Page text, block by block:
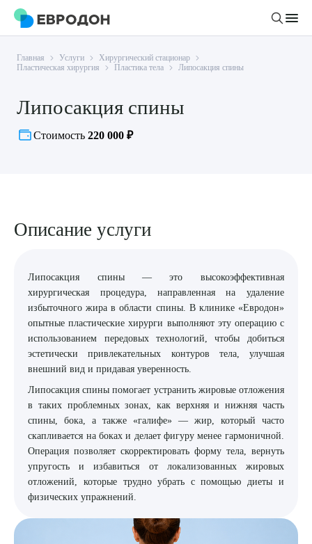
Личный кабинет
О компании
Новости
Врачам
Пользовательское соглашение
Врачи
Лабораторная диагностика
Подготовка к анализам
ДМС
8 (863) 309-05-06
ЗАКАЗАТЬ ЗВОНОК
ЗАПИСЬ ОНЛАЙН
Главная Услуги
Хирургический стационар
Пластическая хирургия
Пластика тела Липосакция спины
Липосакция спины
Стоимость 220 000 ₽
Описание услуги
Липосакция спины — это высокоэффективная
хирургическая процедура, направленная на удаление
избыточного жира в области спины. В клинике «Евродон»
опытные пластические хирурги выполняют эту операцию с
использованием передовых технологий, чтобы добиться
эстетически привлекательных контуров тела, улучшая
внешний вид и придавая уверенность.
Липосакция спины помогает устранить жировые отложения
в таких проблемных зонах, как верхняя и нижняя часть
спины, бока, а также «галифе» — жир, который часто
скапливается на боках и делает фигуру менее гармоничной.
Операция позволяет скорректировать форму тела, вернуть
упругость и избавиться от локализованных жировых
отложений, которые трудно убрать с помощью диеты и
физических упражнений.